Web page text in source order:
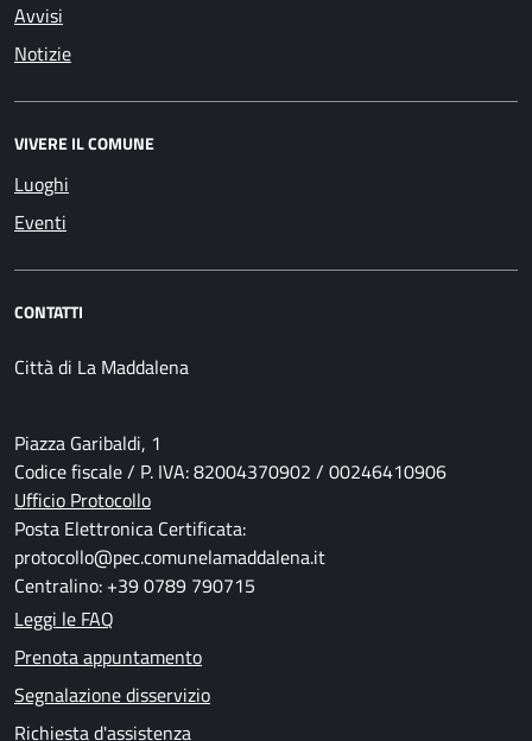
Avvisi
Notizie
VIVERE IL COMUNE
Luoghi
Eventi
CONTATTI
Città di La Maddalena
Piazza Garibaldi, 1
Codice fiscale / P. IVA: 82004370902 / 00246410906
Ufficio Protocollo
Posta Elettronica Certificata:
protocollo@pec.comunelamaddalena.it
Centralino: +39 0789 790715
Leggi le FAQ
Prenota appuntamento
Segnalazione disservizio
Richiesta d'assistenza